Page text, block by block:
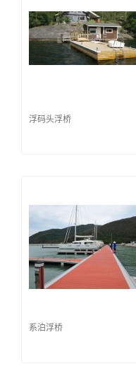
浮码头浮桥
系泊浮桥